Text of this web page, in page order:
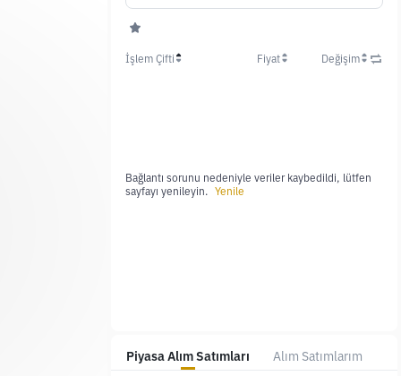
Piyasa Alım Satımları Alım Satımlarım
İşlem Çifti Fiyat Değişim
Bağlantı sorunu nedeniyle veriler kaybedildi, lütfen
sayfayı yenileyin. Yenile